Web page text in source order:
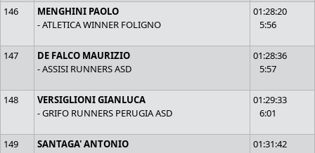
146
MENGHINI PAOLO
- ATLETICA WINNER FOLIGNO
01:28:20
5:56
147
DE FALCO MAURIZIO
- ASSISI RUNNERS ASD
01:28:36
5:57
148
VERSIGLIONI GIANLUCA
- GRIFO RUNNERS PERUGIA ASD
01:29:33
6:01
149
SANTAGA' ANTONIO
01:31:42